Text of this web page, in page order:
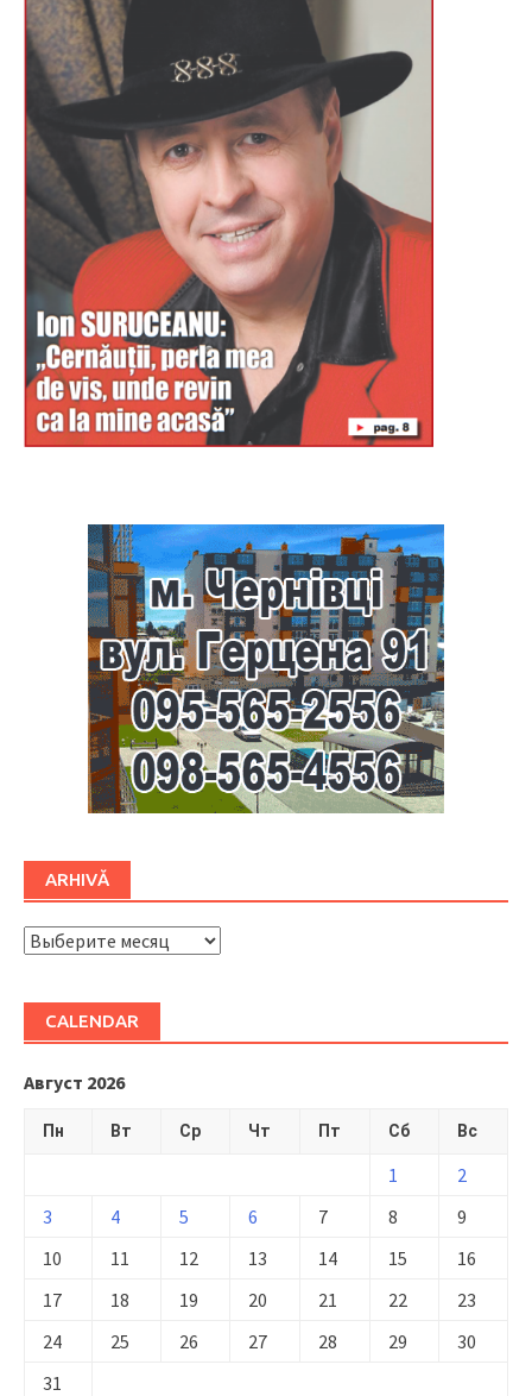
ARHIVĂ
ARHIVĂ
CALENDAR
Август 2026
Пн Вт Ср Чт Пт Сб Вс
1
2
3
4 5 6 7 8
9
10
11 12 13 14 15
16
17
18 19 20 21 22
23
24
25 26 27 28 29
30
31